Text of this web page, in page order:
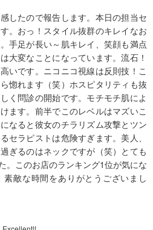
したので報告します。本日の担当セ
。おっ！スタイル抜群のキレイなお
手足が長い～肌キレイ、笑顔も満点
大変なことになっています。流石！
いです。ニコニコ視線は反則技！こ
惚れます（笑）ホスピタリティも抜
く問診の開始です。モチモチ肌によ
ます。前半でこのレベルはマズいこ
なると彼女のチラリズム攻撃とツン
セラピストは危険すぎます。美人、
ぎるのはネックですが（笑）とても
。このお店のランキング1位が気にな
敵な時間をありがとうございまし